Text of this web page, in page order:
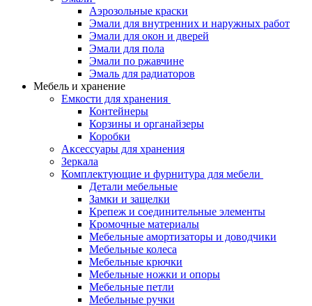
Аэрозольные краски
Эмали для внутренних и наружных работ
Эмали для окон и дверей
Эмали для пола
Эмали по ржавчине
Эмаль для радиаторов
Мебель и хранение
Емкости для хранения
Контейнеры
Корзины и органайзеры
Коробки
Аксессуары для хранения
Зеркала
Комплектующие и фурнитура для мебели
Детали мебельные
Замки и защелки
Крепеж и соединительные элементы
Кромочные материалы
Мебельные амортизаторы и доводчики
Мебельные колеса
Мебельные крючки
Мебельные ножки и опоры
Мебельные петли
Мебельные ручки